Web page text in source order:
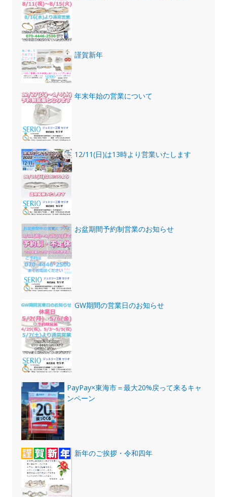
謹賀新年
年末年始の営業について
12/11(日)は13時より営業いたします
お盆期間予約制営業のお知らせ
GW期間の営業日のお知らせ
PayPay×東海市＝最大20%戻って来るキャ
ンペーン
新年のご挨拶・令和四年